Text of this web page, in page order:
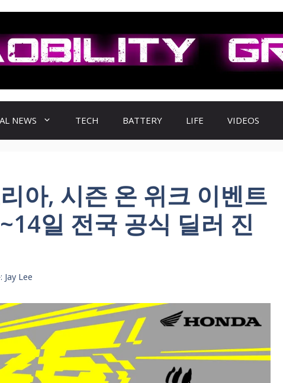
NEWS TECH BATTERY LIFE VIDEOS
아, 시즌 온 위크 이벤트
일 전국 공식 딜러 진
Jay Lee